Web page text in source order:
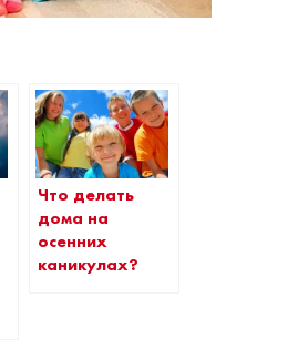
Что делать
дома на
осенних
каникулах?